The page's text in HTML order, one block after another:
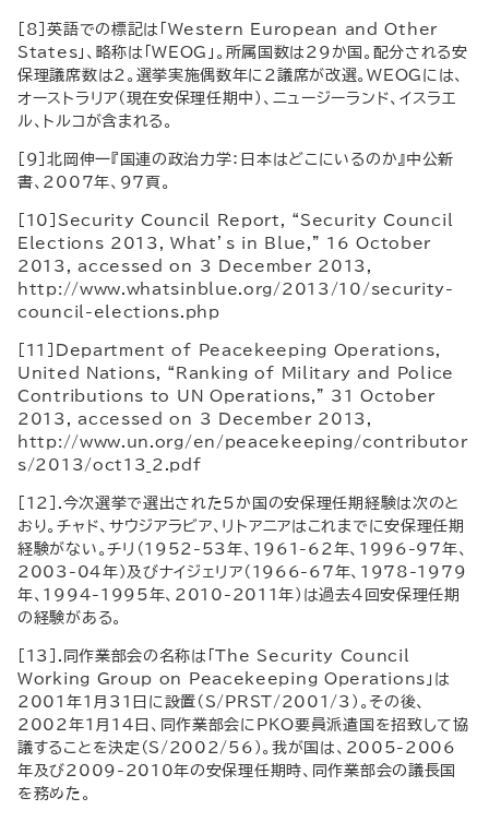
[8]英語での標記は「Western European and Other
States」、略称は「WEOG」。所属国数は29か国。配分される安
保理議席数は2。選挙実施偶数年に2議席が改選。WEOGには、
オーストラリア（現在安保理任期中）、ニュージーランド、イスラエ
ル、トルコが含まれる。
[9]北岡伸一『国連の政治力学：日本はどこにいるのか』中公新
書、2007年、97頁。
[10]Security Council Report, “Security Council
Elections 2013, What’s in Blue,” 16 October
2013, accessed on 3 December 2013,
http://www.whatsinblue.org/2013/10/security-
council-elections.php
[11]Department of Peacekeeping Operations,
United Nations, “Ranking of Military and Police
Contributions to UN Operations,” 31 October
2013, accessed on 3 December 2013,
http://www.un.org/en/peacekeeping/contributor
s/2013/oct13_2.pdf
[12].今次選挙で選出された5か国の安保理任期経験は次のと
おり。チャド、サウジアラビア、リトアニアはこれまでに安保理任期
経験がない。チリ（1952-53年、1961-62年、1996-97年、
2003-04年）及びナイジェリア（1966-67年、1978-1979
年、1994-1995年、2010-2011年）は過去4回安保理任期
の経験がある。
[13].同作業部会の名称は「The Security Council
Working Group on Peacekeeping Operations」は
2001年1月31日に設置（S/PRST/2001/3）。その後、
2002年1月14日、同作業部会にPKO要員派遣国を招致して協
議することを決定（S/2002/56）。我が国は、2005-2006
年及び2009-2010年の安保理任期時、同作業部会の議長国
を務めた。